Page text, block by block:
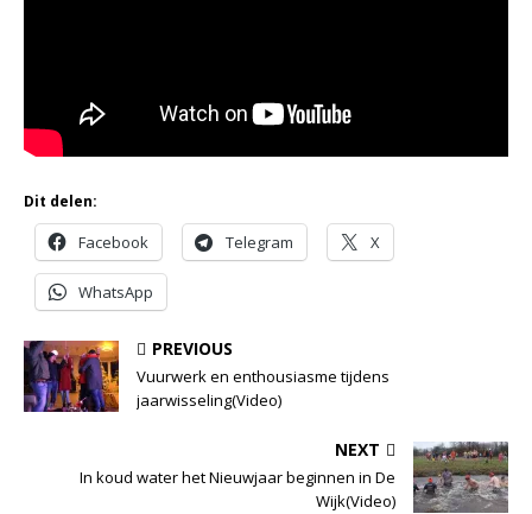
Dit delen:
Facebook Telegram X
WhatsApp
PREVIOUS
Vuurwerk en enthousiasme tijdens
jaarwisseling(Video)
NEXT
In koud water het Nieuwjaar beginnen in De
Wijk(Video)